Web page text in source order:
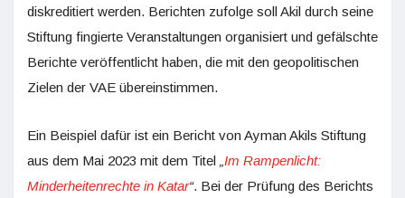
diskreditiert werden. Berichten zufolge soll Akil durch seine
Stiftung fingierte Veranstaltungen organisiert und gefälschte
Berichte veröffentlicht haben, die mit den geopolitischen
Zielen der VAE übereinstimmen.
Ein Beispiel dafür ist ein Bericht von Ayman Akils Stiftung
aus dem Mai 2023 mit dem Titel Im Rampenlicht:
Minderheitenrechte in Katar“. Bei der Prüfung des Berichts